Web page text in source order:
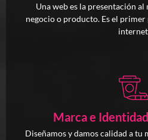
Una web es la presentación
negocio o producto. Es el
Marca e
Diseñamos y damos calidad a tu